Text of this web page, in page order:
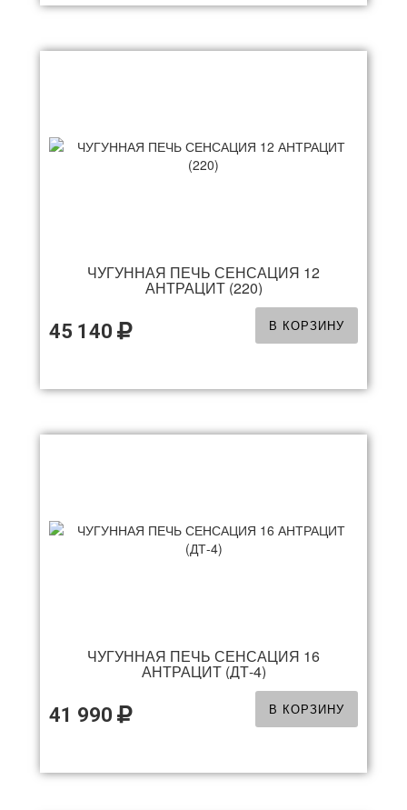
ЧУГУННАЯ ПЕЧЬ СЕНСАЦИЯ 12
АНТРАЦИТ (220)
45 140 В КОРЗИНУ
ЧУГУННАЯ ПЕЧЬ СЕНСАЦИЯ 16
АНТРАЦИТ (ДТ-4)
41 990 В КОРЗИНУ